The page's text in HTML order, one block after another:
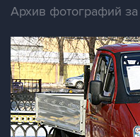
Архив фотографий